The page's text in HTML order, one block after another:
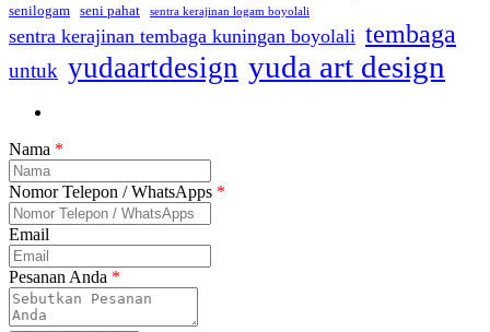
senilogam seni pahat sentra kerajinan logam boyolali
sentra kerajinan tembaga kuningan boyolali tembaga
untuk yudaartdesign yuda art design
Nama *
Nomor Telepon / WhatsApps *
Email
Pesanan Anda *